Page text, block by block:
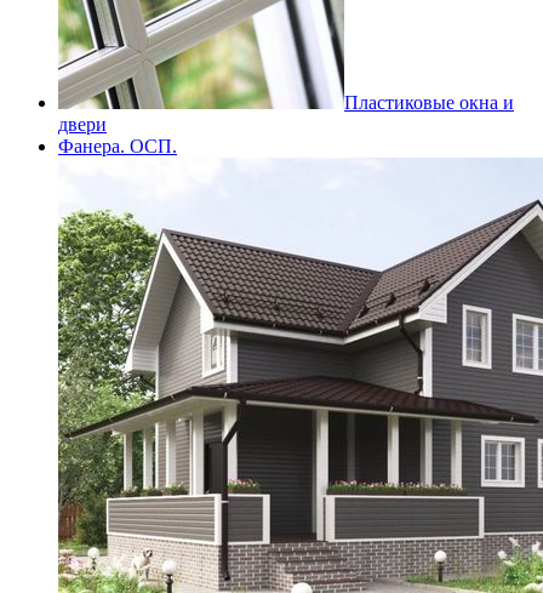
Пластиковые окна и
двери
Фанера. ОСП.